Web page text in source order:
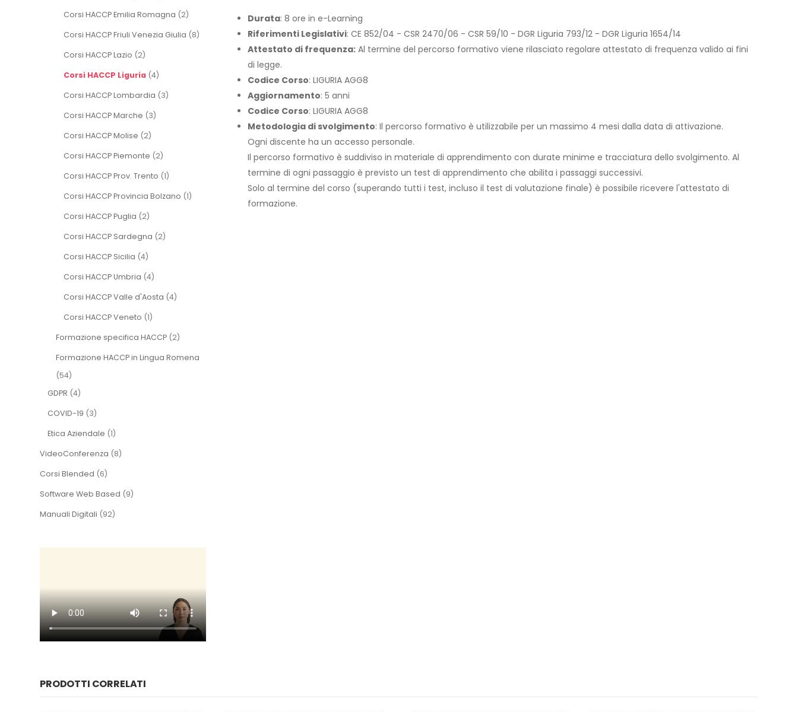
Corsi HACCP Emilia Romagna (2)
Corsi HACCP Friuli Venezia Giulia (8)
Corsi HACCP Lazio (2)
Corsi HACCP Liguria (4)
Corsi HACCP Lombardia (3)
Corsi HACCP Marche (3)
Corsi HACCP Molise (2)
Corsi HACCP Piemonte (2)
Corsi HACCP Prov. Trento (1)
Corsi HACCP Provincia Bolzano (1)
Corsi HACCP Puglia (2)
Corsi HACCP Sardegna (2)
Corsi HACCP Sicilia (4)
Corsi HACCP Umbria (4)
Corsi HACCP Valle d'Aosta (4)
Corsi HACCP Veneto (1)
Formazione specifica HACCP (2)
Formazione HACCP in Lingua Romena
(54)
GDPR (4)
COVID-19 (3)
Etica Aziendale (1)
VideoConferenza (8)
Corsi Blended (6)
Software Web Based (9)
Manuali Digitali (92)
Durata: 8 ore in e-Learning
Riferimenti Legislativi: CE 852/04 - CSR 2470/06 - CSR 59/10 - DGR Liguria 793/12 - DGR Liguria 1654/14
Attestato di frequenza: Al termine del percorso formativo viene rilasciato regolare attestato di frequenza valido ai fini
di legge.
Codice Corso: LIGURIA AGG8
Aggiornamento: 5 anni
Codice Corso: LIGURIA AGG8
Metodologia di svolgimento: Il percorso formativo è utilizzabile per un massimo 4 mesi dalla data di attivazione.
Ogni discente ha un accesso personale.
Il percorso formativo è suddiviso in materiale di apprendimento con durate minime e tracciatura dello svolgimento. Al
termine di ogni passaggio è previsto un test di apprendimento che abilita i passaggi successivi.
Solo al termine del corso (superando tutti i test, incluso il test di valutazione finale) è possibile ricevere l'attestato di
formazione.
PRODOTTI CORRELATI